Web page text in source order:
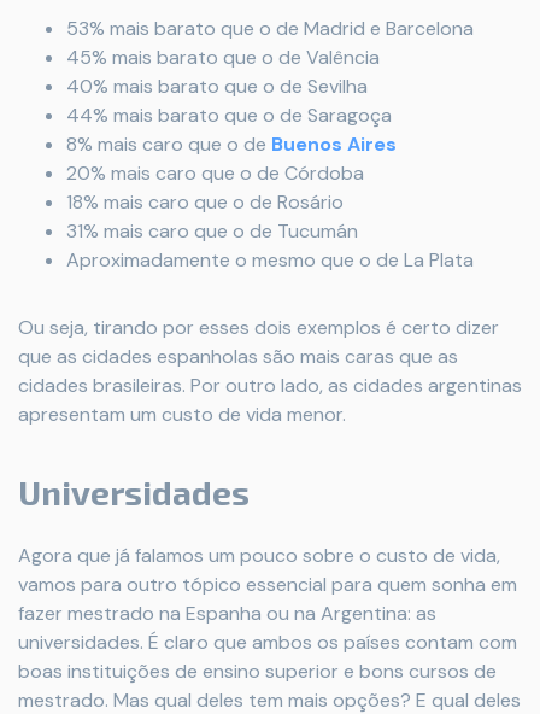
53% mais barato que o de Madrid e Barcelona
45% mais barato que o de Valência
40% mais barato que o de Sevilha
44% mais barato que o de Saragoça
8% mais caro que o de Buenos Aires
20% mais caro que o de Córdoba
18% mais caro que o de Rosário
31% mais caro que o de Tucumán
Aproximadamente o mesmo que o de La Plata
Ou seja, tirando por esses dois exemplos é certo dizer
que as cidades espanholas são mais caras que as
cidades brasileiras. Por outro lado, as cidades argentinas
apresentam um custo de vida menor.
Universidades
Agora que já falamos um pouco sobre o custo de vida,
vamos para outro tópico essencial para quem sonha em
fazer mestrado na Espanha ou na Argentina: as
universidades. É claro que ambos os países contam com
boas instituições de ensino superior e bons cursos de
mestrado. Mas qual deles tem mais opções? E qual deles